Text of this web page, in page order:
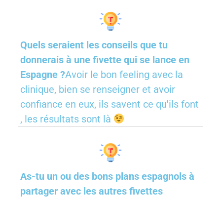
Quels seraient les conseils que tu
donnerais à une fivette qui se lance en
Espagne ?Avoir le bon feeling avec la
clinique, bien se renseigner et avoir
confiance en eux, ils savent ce qu'ils font
, les résultats sont là
As-tu un ou des bons plans espagnols à
partager avec les autres fivettes